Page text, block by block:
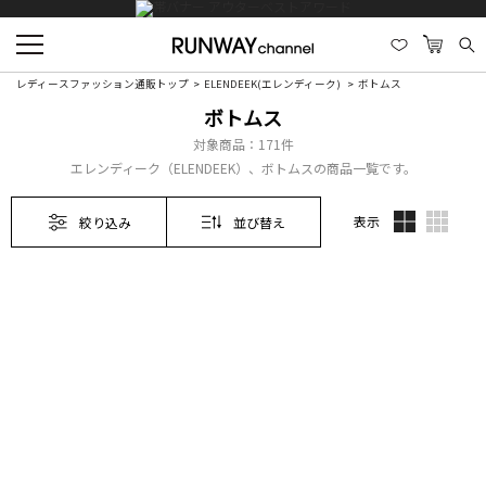
レディースファッション通販トップ ELENDEEK(エレンディーク) ボトムス
ボトムス
対象商品： 171件
エレンディーク（ELENDEEK）、ボトムスの商品一覧です。
絞り込み 並び替え 表示